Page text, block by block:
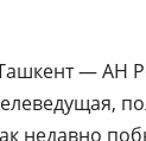
— АН
недавно